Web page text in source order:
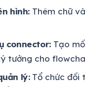
hình: Thêm chữ
connector:Tạo
tưởng cho
lý:Tổ chức đối